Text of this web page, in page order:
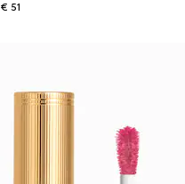
€ 51